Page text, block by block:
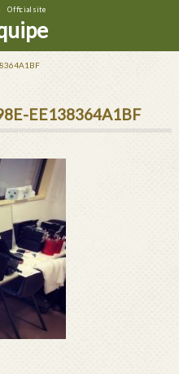
Official site
EE138364A1BF